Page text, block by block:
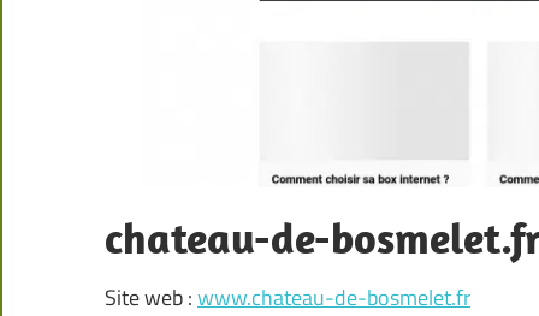
chateau-de-
Site web :www.chateau-de-bosmelet.fr